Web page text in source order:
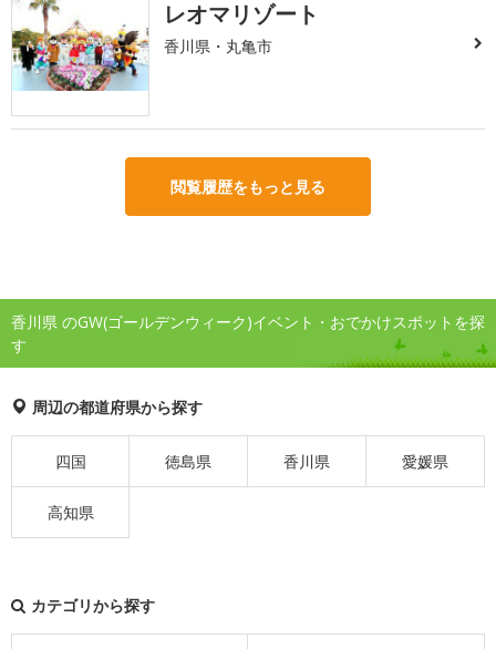
レオマリゾート
香川県・丸亀市
閲覧履歴をもっと見る
香川県 のGW(ゴールデンウィーク)イベント・おでかけスポットを探
す
周辺の都道府県から探す
四国 徳島県 香川県 愛媛県
高知県
カテゴリから探す